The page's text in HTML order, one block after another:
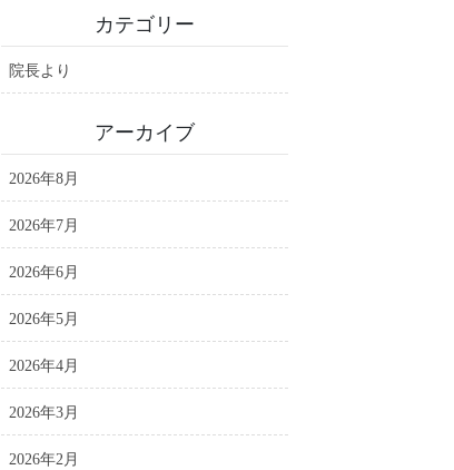
カテゴリー
院長より
アーカイブ
2026年8月
2026年7月
2026年6月
2026年5月
2026年4月
2026年3月
2026年2月